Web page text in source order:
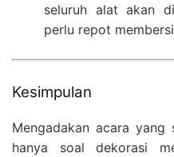
seluruh alat akan
perlu repot
Kesimpulan
Mengadakan acara yang
hanya soal dekorasi